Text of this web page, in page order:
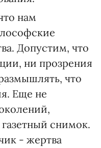
нам
Допустим, что
ни прозрения
что
Еще не
снимок.
- жертва